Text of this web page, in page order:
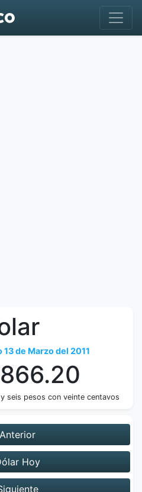
13 de Marzo del 2011
seis pesos con veinte centavos
Anterior
Hoy